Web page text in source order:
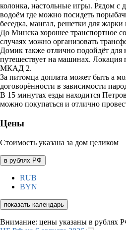
колонка, настольные игры. Рядом с
водоём где можно посидеть
беседка, мангал, решетки для жарки
До Минска хорошее транспортное
случаях можно организовать
Домик также отлично подойдёт для
путешествует на машинах. Локация
МКАД 2.
За питомца доплата может быть а
договорённости в зависимости
В 15 минутах езды находится
можно покупаться и отлично
Цены
Стоимость указана за дом целиком
в рублях РФ
RUB
BYN
показать календарь
Внимание: цены указаны в рублях